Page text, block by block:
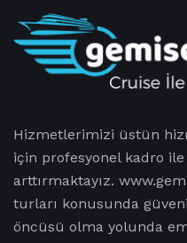
Hizmetlerimizi üstün
için profesyonel kadro
arttırmaktayız.
turları konusunda
öncüsü olma yolunda